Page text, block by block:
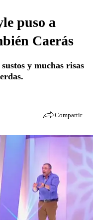
puso a
Caerás
y muchas risas
Compartir